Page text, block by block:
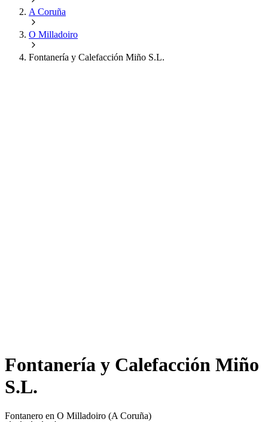
A Coruña
O Milladoiro
Fontanería y Calefacción Miño S.L.
Fontanería y Calefacción Miño
S.L.
Fontanero en O Milladoiro (A Coruña)